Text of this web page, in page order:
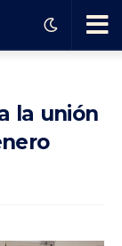
Ha
la unión